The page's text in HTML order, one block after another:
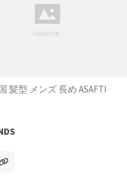
髪型 メンズ 長め ASAFTI